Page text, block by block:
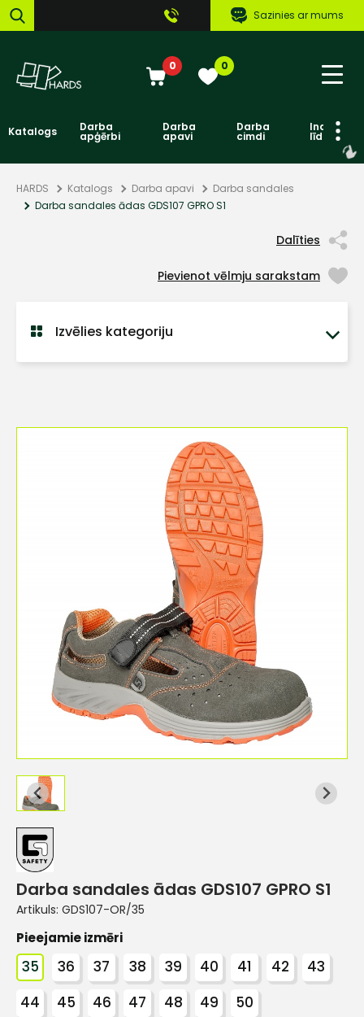
Sazinies ar mums
0 0
Katalogs Darba
apģērbi
Darba
apavi
Darba
cimdi līdzekļi
HARDS Katalogs Darba apavi
Darba sandales
Darba sandales ādas GDS107 GPRO S1
Dalīties
Pievienot vēlmju sarakstam
Izvēlies kategoriju
Darba sandales ādas GDS107 GPRO S1
Artikuls: GDS107-OR/35
Pieejamie izmēri
35 36 37 38 39 40 41 42
43
44
45 46 47 48 49 50